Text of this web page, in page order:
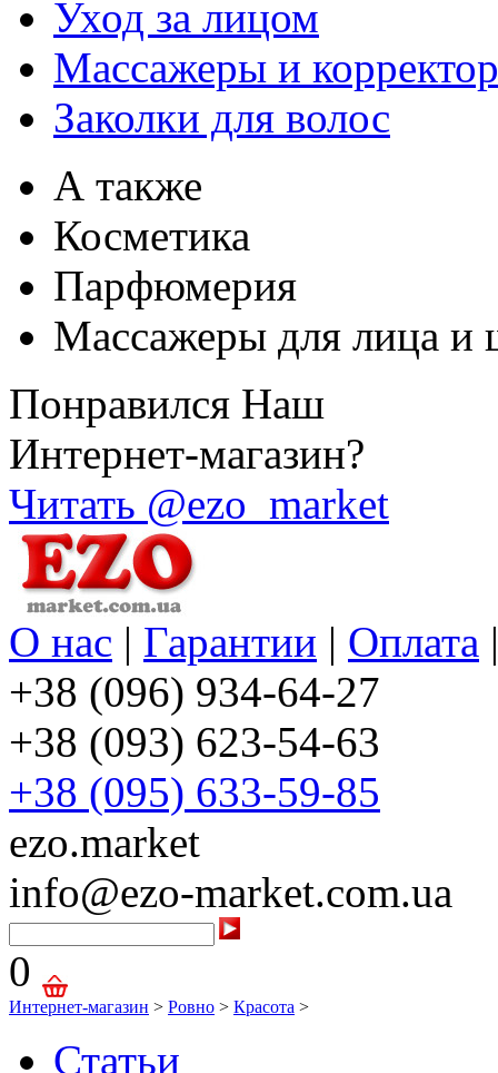
Уход за лицом
Массажеры и
Заколки для волос
А также
Косметика
Парфюмерия
Массажеры для лица и
Понравился Наш
Интернет-магазин?
Читать @ezo_market
О нас | Гарантии | Оплата
+38 (096) 934-64-27
+38 (093) 623-54-63
+38 (095) 633-59-85
ezo.market
info@ezo-market.com.ua
0
Интернет-магазин > Ровно > Красота >
Статьи